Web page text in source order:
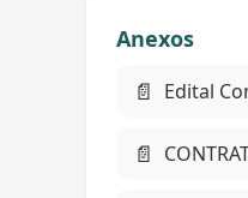
Anexos
📄 Edital
📄